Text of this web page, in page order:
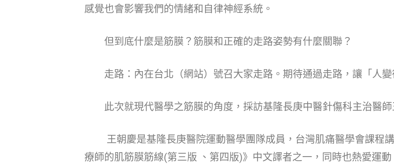
感覺也會影響我們的情緒和自律神經系統。
但到底什麼是筋膜？筋膜和正確的走路姿勢有什麼關聯？
走路：內在台北（網站）號召大家走路。期待通過走路，讓「人變
此次就現代醫學之筋膜的角度，採訪基隆長庚中醫針傷科主治醫師
王朝慶是基隆長庚醫院運動醫學團隊成員，台灣肌痛醫學會課程
療師的肌筋膜筋線(第三版 、第四版)》中文譯者之一，同時也熱愛運